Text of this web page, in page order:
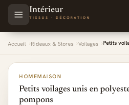
Aller au contenu principal
Accueil Rideaux & Stores Voilages Petits
HOMEMAISON
Petits voilages unis en
pompons